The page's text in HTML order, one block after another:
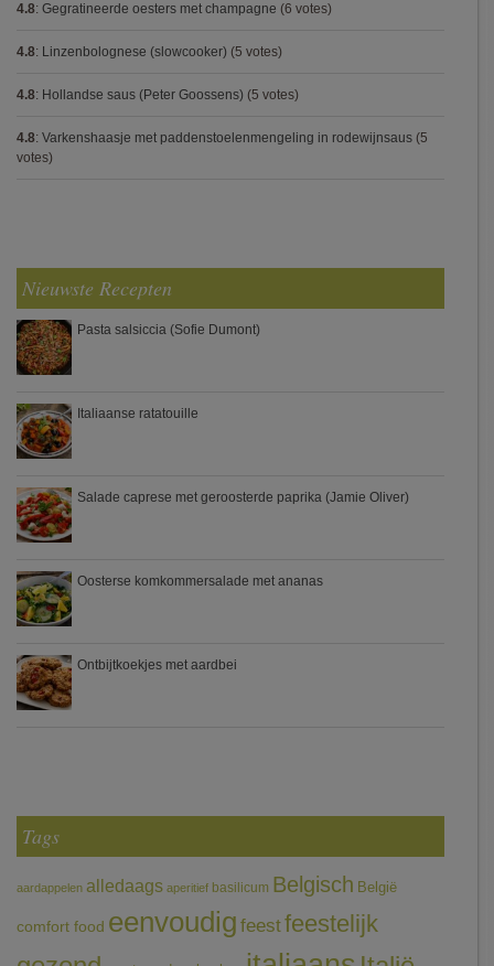
4.8: Gegratineerde oesters met champagne (6 votes)
4.8: Linzenbolognese (slowcooker) (5 votes)
4.8: Hollandse saus (Peter Goossens) (5 votes)
4.8: Varkenshaasje met paddenstoelenmengeling in rodewijnsaus (5
votes)
Nieuwste Recepten
Pasta salsiccia (Sofie Dumont)
Italiaanse ratatouille
Salade caprese met geroosterde paprika (Jamie Oliver)
Oosterse komkommersalade met ananas
Ontbijtkoekjes met aardbei
Tags
aardappelen alledaags aperitief basilicum Belgisch België
comfort food eenvoudig feestfeestelijk